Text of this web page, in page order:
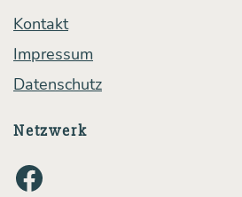
Kontakt
Impressum
Datenschutz
Netzwerk
Facebook